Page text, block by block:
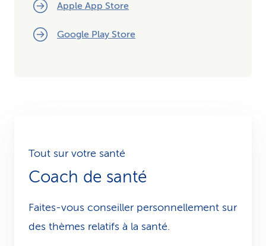
Apple App Store
Google Play Store
Tout sur votre santé
Coach de santé
Faites-vous conseiller personnellement sur
des thèmes relatifs à la santé.